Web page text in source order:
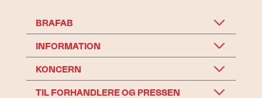
BRAFAB
INFORMATION
KONCERN
TIL FORHANDLERE OG PRESSEN